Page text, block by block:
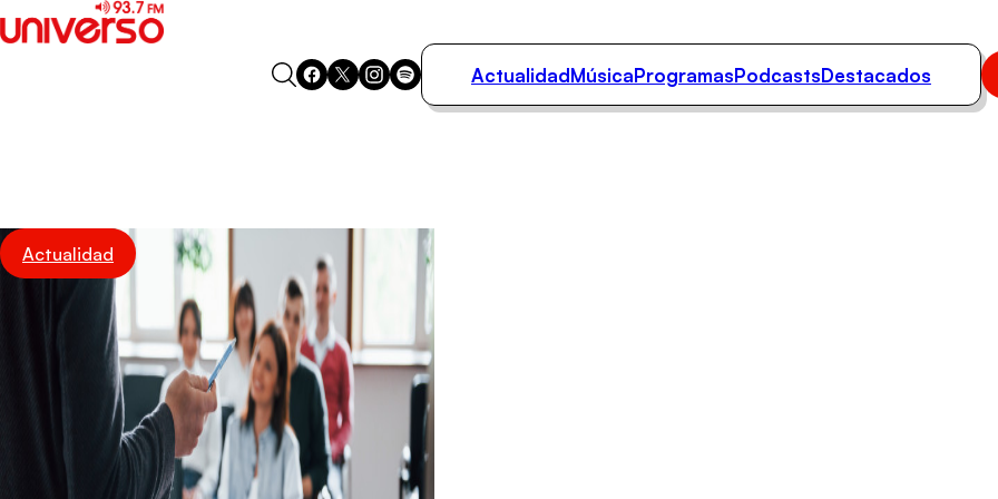
Podcasts
Destacados
ActualidadMúsicaProgramasPodcastsDestacados
Actualidad